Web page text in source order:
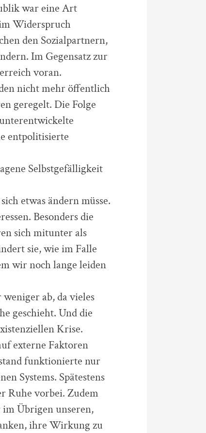
war eine Art
Widerspruch
den Sozialpartnern,
Im Gegensatz zur
voran.
nicht mehr öffentlich
geregelt. Die Folge
entpolitisierte
Selbstgefälligkeit
etwas ändern müsse.
Besonders die
sich mitunter als
sie, wie im Falle
wir noch lange leiden
ab, da vieles
geschieht. Und die
Krise.
externe Faktoren
funktionierte nur
Systems. Spätestens
Ruhe vorbei. Zudem
Übrigen unseren,
ihre Wirkung zu